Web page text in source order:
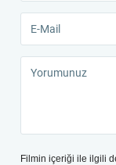
Filmin içeriği ile ilgili